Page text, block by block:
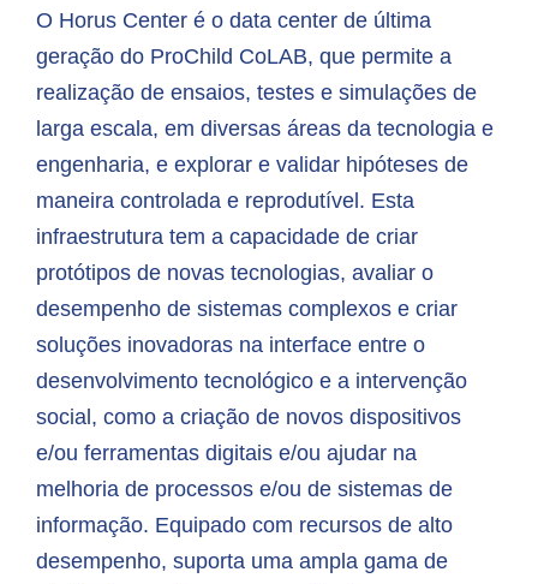
O Horus Center é o data center de última
geração do ProChild CoLAB, que permite a
realização de ensaios, testes e simulações de
larga escala, em diversas áreas da tecnologia e
engenharia, e explorar e validar hipóteses de
maneira controlada e reprodutível. Esta
infraestrutura tem a capacidade de criar
protótipos de novas tecnologias, avaliar o
desempenho de sistemas complexos e criar
soluções inovadoras na interface entre o
desenvolvimento tecnológico e a intervenção
social, como a criação de novos dispositivos
e/ou ferramentas digitais e/ou ajudar na
melhoria de processos e/ou de sistemas de
informação. Equipado com recursos de alto
desempenho, suporta uma ampla gama de